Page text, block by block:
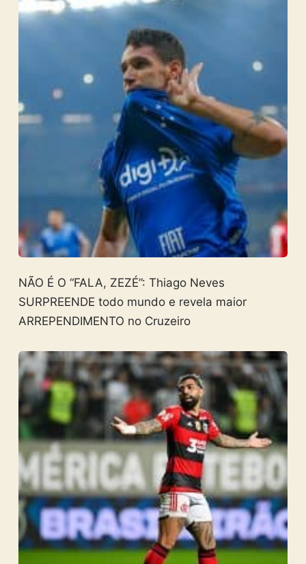
NÃO É O “FALA, ZEZÉ”: Thiago Neves
SURPREENDE todo mundo e revela maior
ARREPENDIMENTO no Cruzeiro